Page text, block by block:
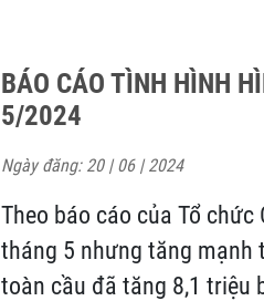
BÁO CÁO TÌNH HÌNH
5/2024
Ngày đăng: 20 | 06 | 2024
Theo báo cáo của Tổ
tháng 5 nhưng tăng mạnh
toàn cầu đã tăng 8,1 triệu